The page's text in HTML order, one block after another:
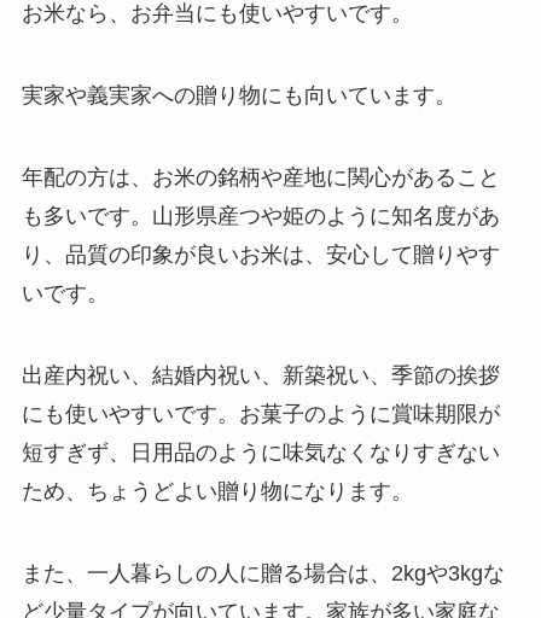
お米なら、お弁当にも使いやすいです。
実家や義実家への贈り物にも向いています。
年配の方は、お米の銘柄や産地に関心があること
も多いです。山形県産つや姫のように知名度があ
り、品質の印象が良いお米は、安心して贈りやす
いです。
出産内祝い、結婚内祝い、新築祝い、季節の挨拶
にも使いやすいです。お菓子のように賞味期限が
短すぎず、日用品のように味気なくなりすぎない
ため、ちょうどよい贈り物になります。
また、一人暮らしの人に贈る場合は、2kgや3kgな
ど少量タイプが向いています。家族が多い家庭な